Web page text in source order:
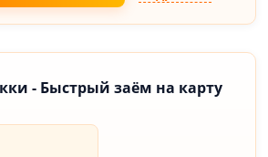
- Быстрый заём на карту